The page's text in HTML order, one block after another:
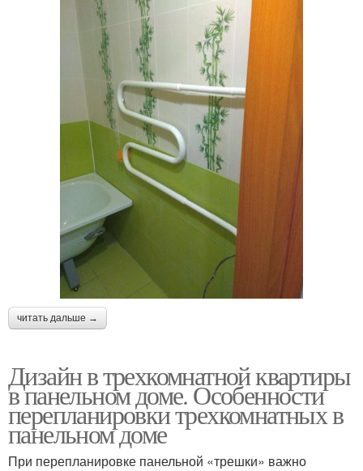
читать дальше →
Дизайн в трехкомнатной квартиры
в панельном доме. Особенности
перепланировки трехкомнатных в
панельном доме
При перепланировке панельной «трешки» важно